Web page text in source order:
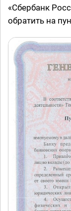
«Сбербанк
обратить на